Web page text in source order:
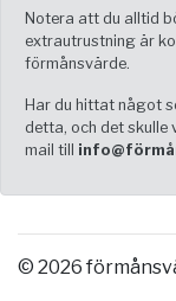
Notera att du alltid
extrautrustning är
förmånsvärde.
Har du hittat något
detta, och det skulle
mail till
© 2026